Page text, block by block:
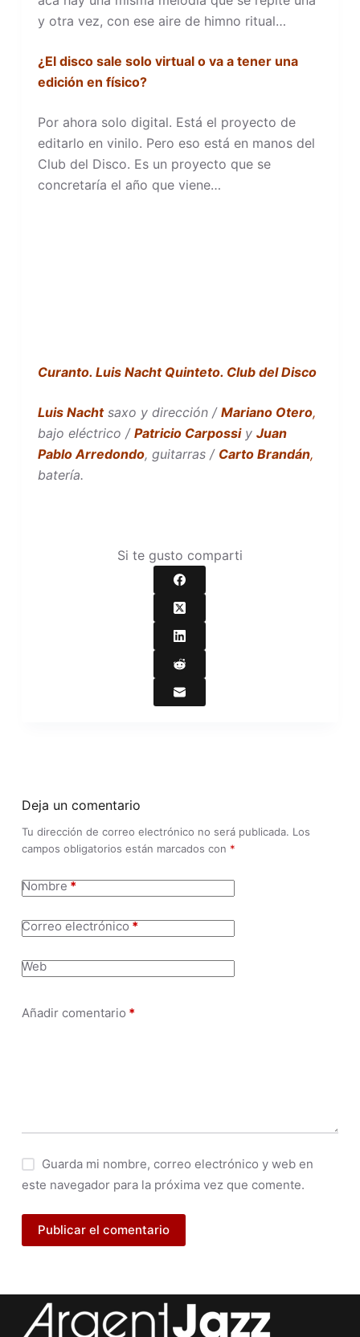
y otra vez, con ese aire de himno ritual…
¿El disco sale solo virtual o va a tener una
edición en físico?
Por ahora solo digital. Está el proyecto de
editarlo en vinilo. Pero eso está en manos del
Club del Disco. Es un proyecto que se
concretaría el año que viene…
Curanto. Luis Nacht Quinteto. Club del Disco
Luis Nachtsaxo y dirección / Mariano Otero,
bajo eléctrico / Patricio Carpossi y Juan
Pablo Arredondo, guitarras / Carto Brandán,
batería.
Si te gusto comparti
Deja un comentario
Tu dirección de correo electrónico no será publicada. Los
campos obligatorios están marcados con *
Nombre*
Correo electrónico*
Web
Añadir comentario *
Guarda mi nombre, correo electrónico y web en
este navegador para la próxima vez que comente.
Publicar el comentario